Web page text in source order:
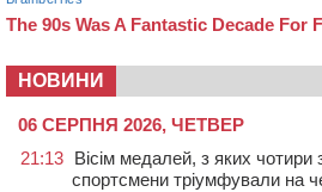
НОВИНИ
06 СЕРПНЯ 2026, ЧЕТВЕР
21:13 Вісім медалей, з яких чотири
спортсмени тріумфували на